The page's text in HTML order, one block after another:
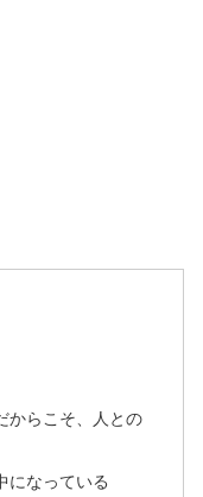
からこそ、人との
になっている